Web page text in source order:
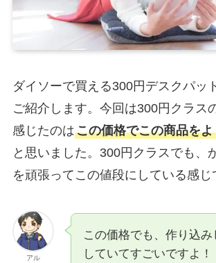
ダイソーで買える300円デスクパッ
ご紹介します。今回は300円クラス
感じたのはこの価格でこの商品を
と思いました。300円クラスでも、
を頑張ってこの値段にしている感じ
アル
この価格でも、作り込み
していてすごいですよ！